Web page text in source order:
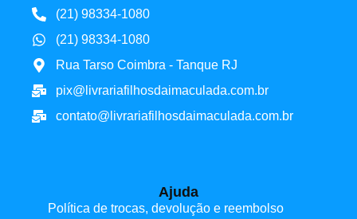
(21) 98334-1080
(21) 98334-1080
Rua Tarso Coimbra - Tanque RJ
pix@livrariafilhosdaimaculada.com.br
contato@livrariafilhosdaimaculada.com.br
Ajuda
Política de trocas, devolução e reembolso